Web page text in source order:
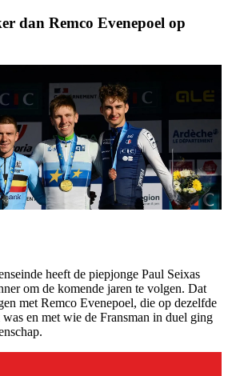
dan Remco Evenepoel op
heeft de piepjonge Paul Seixas
om de komende jaren te volgen. Dat
met Remco Evenepoel, die op dezelfde
en met wie de Fransman in duel ging